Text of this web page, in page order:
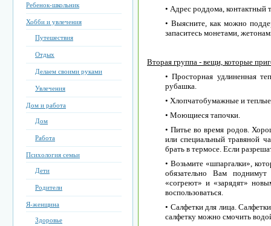
Ребенок-школьник
Хобби и увлечения
Путешествия
Отдых
Делаем своими руками
Увлечения
Дом и работа
Дом
Работа
Психология семьи
Дети
Родители
Я-женщина
Здоровье
• Адрес роддома, контактный
• Выясните, как можно
запаситесь монетами,
Вторая группа - вещи, которые
• Просторная удлиненная
рубашка.
• Хлопчатобумажные и
• Моющиеся тапочки.
• Питье во время родов.
или специальный травяной
брать в термосе. Если
• Возьмите «шпаргалки»,
обязательно Вам
«согреют» и «зарядят»
воспользоваться.
• Салфетки для лица.
салфетку можно смочить